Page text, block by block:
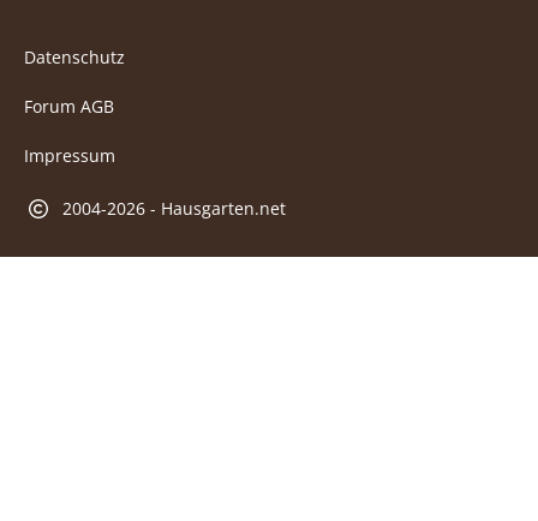
Datenschutz
Forum AGB
Impressum
2004-2026 - Hausgarten.net